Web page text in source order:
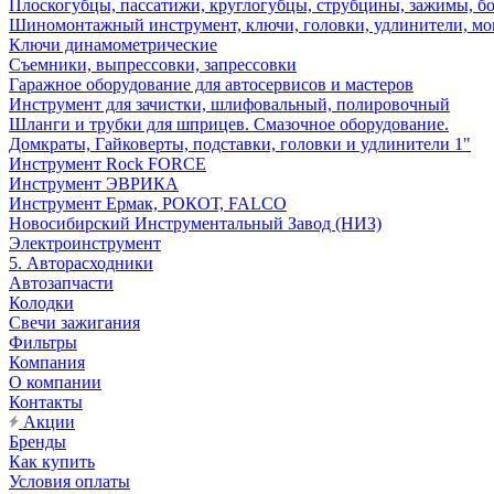
Плоскогубцы, пассатижи, круглогубцы, струбцины, зажимы,
Шиномонтажный инструмент, ключи, головки, удлинители,
Ключи динамометрические
Съемники, выпрессовки, запрессовки
Гаражное оборудование для автосервисов и мастеров
Инструмент для зачистки, шлифовальный, полировочный
Шланги и трубки для шприцев. Смазочное оборудование.
Домкраты, Гайковерты, подставки, головки и удлинители 1"
Инструмент Rock FORCE
Инструмент ЭВРИКА
Инструмент Ермак, РОКОТ, FALCO
Новосибирский Инструментальный Завод (НИЗ)
Электроинструмент
5. Авторасходники
Автозапчасти
Колодки
Свечи зажигания
Фильтры
Компания
О компании
Контакты
Акции
Бренды
Как купить
Условия оплаты